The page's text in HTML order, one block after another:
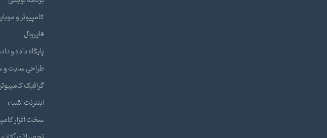
کامپیوتر و
فایروال
پایگاه داده و
طراحی سایت و
گرافیک
اینترنت اشیاء
سخت افزار